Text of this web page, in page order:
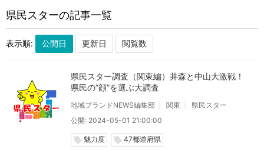
県民スターの記事一覧
表示順:
県民スター調査（関東編）井森と中山大激戦！
県民の”顔”を選ぶ大調査
地域ブランドNEWS編集部 関東
県民スター
公開: 2024-05-01 21:00:00
local_offer 魅力度 local_offer 47都道府県